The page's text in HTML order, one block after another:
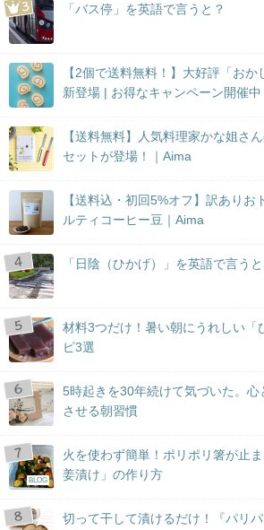
「バス停」を英語で言うと？
【2個で送料無料！】大好評「お
新登場 | お得なキャンペーン開催中
【送料無料】人気料理家かな姐さ
セットが登場！｜Aima
【送料込・初回5%オフ】訳ありお
ルティコーヒー豆｜Aima
「日陰（ひかげ）」を英語で言うと
材料3つだけ！暑い朝にうれしい「
ピ3選
5時起きを30年続けて気づいた。
させる朝習慣
BLOG
火を使わず簡単！ポリポリ箸が止
姜漬け」の作り方
切って干して漬けるだけ！『パリ